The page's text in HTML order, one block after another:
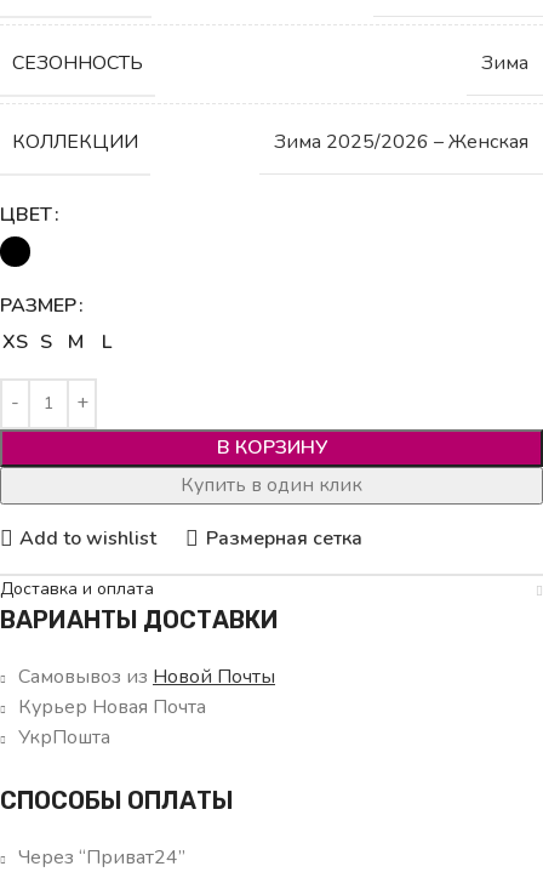
СЕЗОННОСТЬ Зима
КОЛЛЕКЦИИ Зима 2025/2026 – Женская
ЦВЕТ
РАЗМЕР
XS S M L
В КОРЗИНУ
Купить в один клик
Add to wishlist Размерная сетка
Доставка и оплата
ВАРИАНТЫ ДОСТАВКИ
Самовывоз из Новой Почты
Курьер Новая Почта
УкрПошта
СПОСОБЫ ОПЛАТЫ
Через “Приват24”